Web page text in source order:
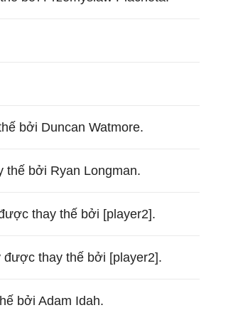
bởi Duncan Watmore.
thế bởi Ryan Longman.
thay thế bởi [player2].
thay thế bởi [player2].
bởi Adam Idah.